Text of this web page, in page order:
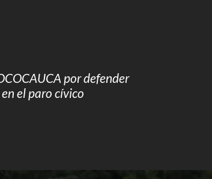
por defender
el paro cívico